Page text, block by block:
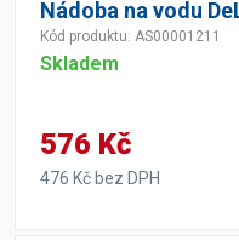
Nádoba na vodu
Kód produktu: AS00001211
Skladem
576 Kč
476 Kč bez DPH